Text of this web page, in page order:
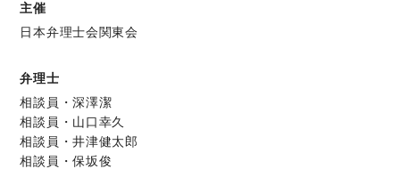
主催
日本弁理士会関東会
弁理士
相談員・深澤潔
相談員・山口幸久
相談員・井津健太郎
相談員・保坂俊